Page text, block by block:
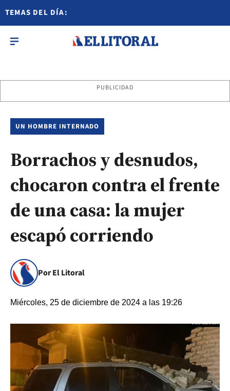
TEMAS DEL DÍA:
PUBLICIDAD
UN HOMBRE INTERNADO
Borrachos y desnudos,
chocaron contra el frente
de una casa: la mujer
escapó corriendo
Por El Litoral
Miércoles, 25 de diciembre de 2024 a las 19:26